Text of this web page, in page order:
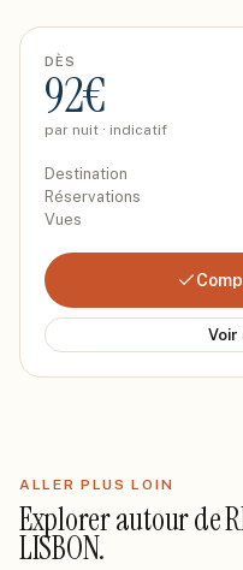
DÈS
92€
par nuit · indicatif
Destination
Réservations
Vues
Voir
ALLER PLUS LOIN
Explorer autour de
LISBON.